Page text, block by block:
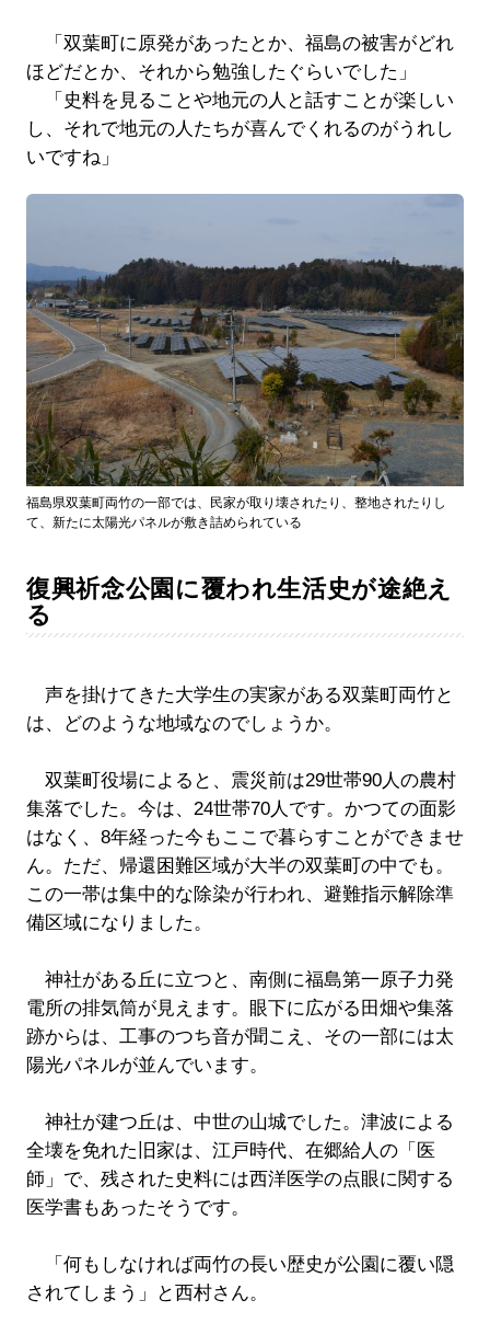
「双葉町に原発があったとか、福島の被害がどれ
ほどだとか、それから勉強したぐらいでした」
「史料を見ることや地元の人と話すことが楽しい
し、それで地元の人たちが喜んでくれるのがうれし
いですね」
福島県双葉町両竹の一部では、民家が取り壊されたり、整地されたりし
て、新たに太陽光パネルが敷き詰められている
復興祈念公園に覆われ生活史が途絶え
る
声を掛けてきた大学生の実家がある双葉町両竹と
は、どのような地域なのでしょうか。
双葉町役場によると、震災前は29世帯90人の農村
集落でした。今は、24世帯70人です。かつての面影
はなく、8年経った今もここで暮らすことができませ
ん。ただ、帰還困難区域が大半の双葉町の中でも。
この一帯は集中的な除染が行われ、避難指示解除準
備区域になりました。
神社がある丘に立つと、南側に福島第一原子力発
電所の排気筒が見えます。眼下に広がる田畑や集落
跡からは、工事のつち音が聞こえ、その一部には太
陽光パネルが並んでいます。
神社が建つ丘は、中世の山城でした。津波による
全壊を免れた旧家は、江戸時代、在郷給人の「医
師」で、残された史料には西洋医学の点眼に関する
医学書もあったそうです。
「何もしなければ両竹の長い歴史が公園に覆い隠
されてしまう」と西村さん。